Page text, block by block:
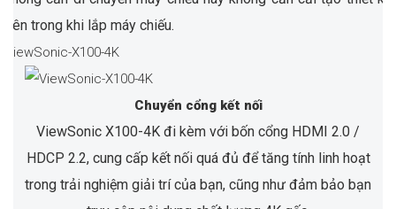
bên trong khi lắp máy chiếu.
Chuyển cổng kết nối
ViewSonic X100-4K đi kèm với bốn cổng HDMI 2.0 /
HDCP 2.2, cung cấp kết nối quá đủ để tăng tính linh hoạt
trong trải nghiệm giải trí của bạn, cũng như đảm bảo bạn